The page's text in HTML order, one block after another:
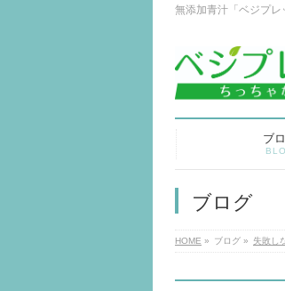
無添加青汁「ベジプレ
ブ
ブログ
HOME » ブログ » 失敗し